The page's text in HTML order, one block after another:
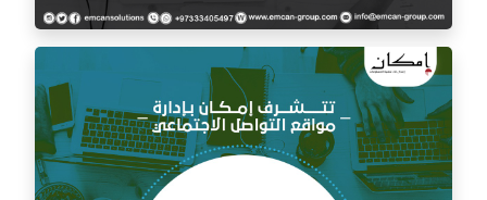
إدارة السوشيال ميديا لمقهى ميكو كافيه